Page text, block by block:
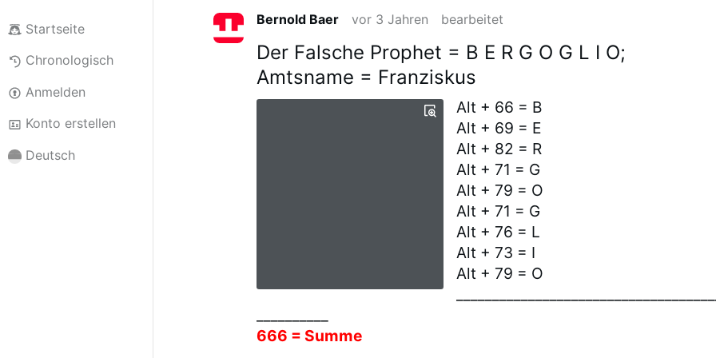
Startseite
Chronologisch
Anmelden
Konto erstellen
Deutsch
Bernold Baer vor 3 Jahren bearbeitet
Der Falsche Prophet = B E R G O G L I O;
Amtsname = Franziskus
Alt + 66 = B
Alt + 69 = E
Alt + 82 = R
Alt + 71 = G
Alt + 79 = O
Alt + 71 = G
Alt + 76 = L
Alt + 73 = I
Alt + 79 = O
666 = Summe